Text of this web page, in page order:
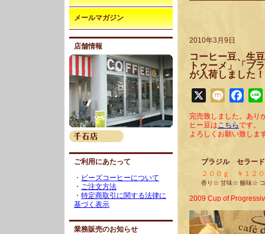
メールマガジン
店舗情報
ご利用にあたって
・ ビーズコーヒーについて
・ ご注文方法
・ 特定商取引に関する法律に
基づく表示
業務販売のお知らせ
2010年3月9日
コーヒー豆、生
トゥーメ」「
が入荷しました！
Mixi
完売致しました。あり
ヒー豆はこちらです。
よろしくお願い致しま
ブラジル セラー
２００ｇ ￥１２
香り☆ 甘味☆ 酸味☆
2009 Cup of